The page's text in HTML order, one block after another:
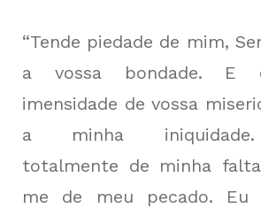
“Tende piedade de mim,
a vossa bondade. E
imensidade de vossa
a minha
totalmente de minha
me de meu pecado. Eu